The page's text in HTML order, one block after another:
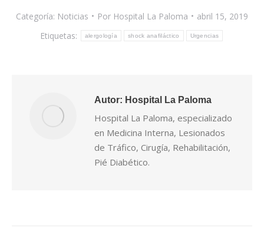
Categoría: Noticias Por Hospital La Paloma
abril 15, 2019
Etiquetas:
alergología shock anafiláctico Urgencias
Autor: Hospital La Paloma
Hospital La Paloma, especializado
en Medicina Interna, Lesionados
de Tráfico, Cirugía, Rehabilitación,
Pié Diabético.